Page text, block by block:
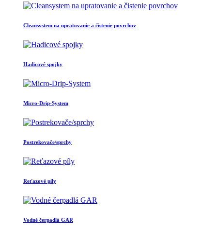
Cleansystem na upratovanie a čistenie povrchov
Hadicové spojky
Micro-Drip-System
Postrekovače/sprchy
Reťazové píly
Vodné čerpadlá GAR